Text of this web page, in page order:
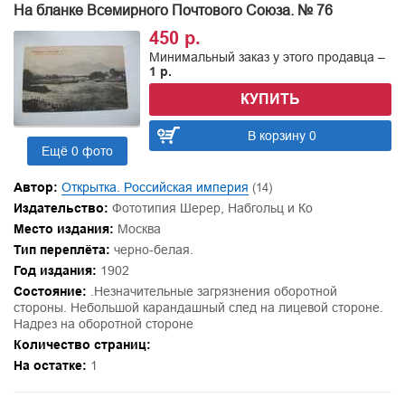
На бланке Всемирного Почтового Союза. № 76
Ещё 0 фото
450 р.
Минимальный заказ у этого продавца –
1 р.
КУПИТЬ
В корзину 0
Автор: Открытка. Российская империя (14)
Издательство: Фототипия Шерер, Набгольц и Ко
Место издания: Москва
Тип переплёта: черно-белая.
Год издания: 1902
Состояние: .Незначительные загрязнения оборотной
стороны. Небольшой карандашный след на лицевой стороне.
Надрез на оборотной стороне
Количество страниц:
На остатке: 1